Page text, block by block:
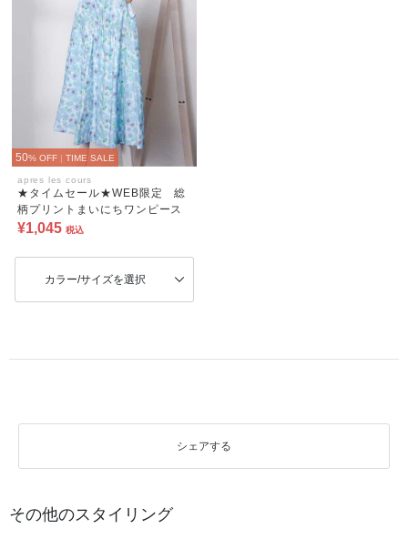
50% OFF | TIME SALE
apres les cours
★タイムセール★WEB限定 総
柄プリントまいにちワンピース
¥1,045 税込
カラー/サイズを選択
シェアする
その他のスタイリング